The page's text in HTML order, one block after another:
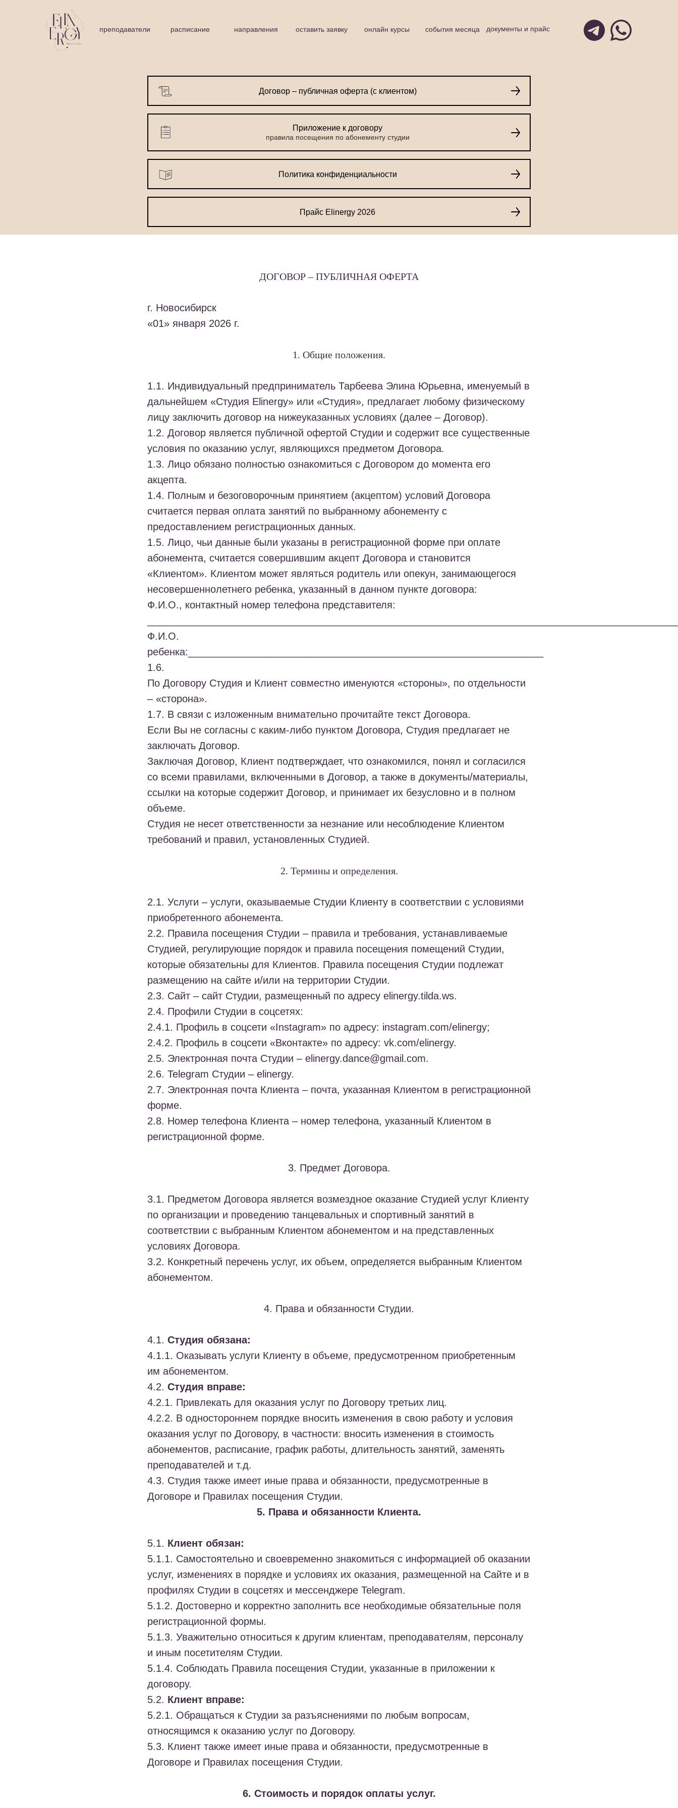
преподаватели расписание направления оставить заявку онлайн курсы события месяца документы и прайс
Договор – публичная оферта (с клиентом)
Приложение к договору
правила посещения по абонементу студии
Политика конфиденциальности
Прайс Elinergy 2026
ДОГОВОР – ПУБЛИЧНАЯ ОФЕРТА
г. Новосибирск
«01» января 2026 г.
1. Общие положения.
1.1. Индивидуальный предприниматель Тарбеева Элина Юрьевна, именуемый в
дальнейшем «Студия Elinergy» или «Студия», предлагает любому физическому
лицу заключить договор на нижеуказанных условиях (далее – Договор).
1.2. Договор является публичной офертой Студии и содержит все существенные
условия по оказанию услуг, являющихся предметом Договора.
1.3. Лицо обязано полностью ознакомиться с Договором до момента его
акцепта.
1.4. Полным и безоговорочным принятием (акцептом) условий Договора
считается первая оплата занятий по выбранному абонементу с
предоставлением регистрационных данных.
1.5. Лицо, чьи данные были указаны в регистрационной форме при оплате
абонемента, считается совершившим акцепт Договора и становится
«Клиентом». Клиентом может являться родитель или опекун, занимающегося
несовершеннолетнего ребенка, указанный в данном пункте договора:
Ф.И.О., контактный номер телефона представителя:
Ф.И.О.
ребенка:________________________________________________________________
1.6.
По Договору Студия и Клиент совместно именуются «стороны», по отдельности
– «сторона».
1.7. В связи с изложенным внимательно прочитайте текст Договора.
Если Вы не согласны с каким-либо пунктом Договора, Студия предлагает не
заключать Договор.
Заключая Договор, Клиент подтверждает, что ознакомился, понял и согласился
со всеми правилами, включенными в Договор, а также в документы/материалы,
ссылки на которые содержит Договор, и принимает их безусловно и в полном
объеме.
Студия не несет ответственности за незнание или несоблюдение Клиентом
требований и правил, установленных Студией.
2. Термины и определения.
2.1. Услуги – услуги, оказываемые Студии Клиенту в соответствии с условиями
приобретенного абонемента.
2.2. Правила посещения Студии – правила и требования, устанавливаемые
Студией, регулирующие порядок и правила посещения помещений Студии,
которые обязательны для Клиентов. Правила посещения Студии подлежат
размещению на сайте и/или на территории Студии.
2.3. Сайт – сайт Студии, размещенный по адресу elinergy.tilda.ws.
2.4. Профили Студии в соцсетях:
2.4.1. Профиль в соцсети «Instagram» по адресу: instagram.com/elinergy;
2.4.2. Профиль в соцсети «Вконтакте» по адресу: vk.com/elinergy.
2.5. Электронная почта Студии – elinergy.dance@gmail.com.
2.6. Telegram Студии – elinergy.
2.7. Электронная почта Клиента – почта, указанная Клиентом в регистрационной
форме.
2.8. Номер телефона Клиента – номер телефона, указанный Клиентом в
регистрационной форме.
3. Предмет Договора.
3.1. Предметом Договора является возмездное оказание Студией услуг Клиенту
по организации и проведению танцевальных и спортивный занятий в
соответствии с выбранным Клиентом абонементом и на представленных
условиях Договора.
3.2. Конкретный перечень услуг, их объем, определяется выбранным Клиентом
абонементом.
4. Права и обязанности Студии.
4.1. Студия обязана:
4.1.1. Оказывать услуги Клиенту в объеме, предусмотренном приобретенным
им абонементом.
4.2. Студия вправе:
4.2.1. Привлекать для оказания услуг по Договору третьих лиц.
4.2.2. В одностороннем порядке вносить изменения в свою работу и условия
оказания услуг по Договору, в частности: вносить изменения в стоимость
абонементов, расписание, график работы, длительность занятий, заменять
преподавателей и т.д.
4.3. Студия также имеет иные права и обязанности, предусмотренные в
Договоре и Правилах посещения Студии.
5. Права и обязанности Клиента.
5.1. Клиент обязан:
5.1.1. Самостоятельно и своевременно знакомиться с информацией об оказании
услуг, изменениях в порядке и условиях их оказания, размещенной на Сайте и в
профилях Студии в соцсетях и мессенджере Telegram.
5.1.2. Достоверно и корректно заполнить все необходимые обязательные поля
регистрационной формы.
5.1.3. Уважительно относиться к другим клиентам, преподавателям, персоналу
и иным посетителям Студии.
5.1.4. Соблюдать Правила посещения Студии, указанные в приложении к
договору.
5.2. Клиент вправе:
5.2.1. Обращаться к Студии за разъяснениями по любым вопросам,
относящимся к оказанию услуг по Договору.
5.3. Клиент также имеет иные права и обязанности, предусмотренные в
Договоре и Правилах посещения Студии.
6. Стоимость и порядок оплаты услуг.